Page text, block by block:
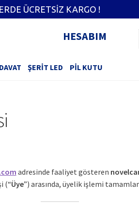
HESABIM
ŞERIT LED PIL KUTU
SÖZLEŞMESI
adresinde faaliyet gösteren
(“Üye”) arasında, üyelik işlemi
ÜCRETSİZ KARGO !